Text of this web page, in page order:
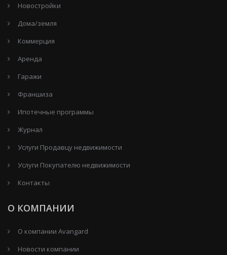
Новостройки
Дома/земля
Коммерция
Аренда
Гаражи
Франшиза
Ипотечные программы
Журнал
Услуги Продавцу недвижимости
Услуги Покупателю недвижимости
Контакты
О КОМПАНИИ
О компании Avangard
Новости компании